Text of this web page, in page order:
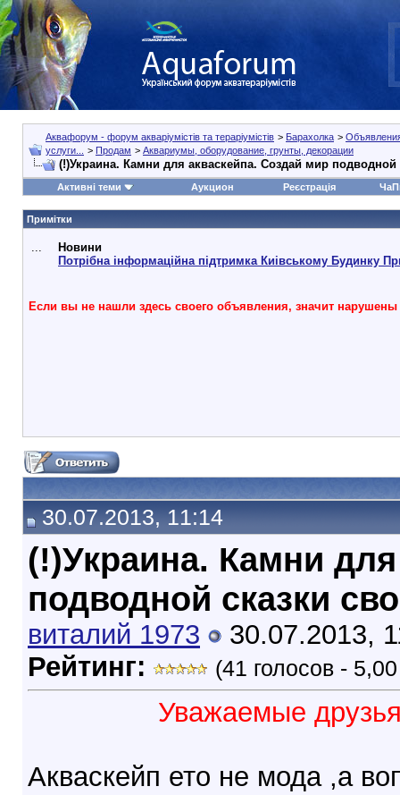
Аквафорум - форум акваріумістів та тераріумістів > Барахолка >
услуги...
> Продам > Аквариумы, оборудование, грунты, декорации
(!)Украина. Камни для акваскейпа. Создай мир
Активні теми Аукцион Реєстрація
Примітки
...
Новини
Потрібна інформаційна підтримка Киівському Будинку
Если вы не нашли здесь своего объявления, значит
30.07.2013, 11:14
(!)Украина. Камни
подводной сказки
виталий 1973
30.07.2013,
Рейтинг:
(41 голосов -
Уважаемые
Акваскейп ето не мода ,а